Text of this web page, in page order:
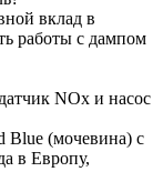
вклад в
работы с дампом
NOx и насос
Blue (мочевина) с
в Европу,